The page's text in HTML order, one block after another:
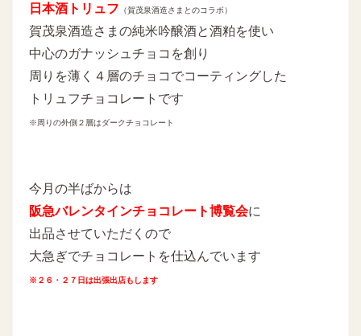
日本酒トリュフ （賀茂泉酒造さまとのコラボ）
賀茂泉酒造さまの純米吟醸酒と酒粕を使い
中心のガナッシュチョコを創り
周りを薄く４層のチョコでコーティングした
トリュフチョコレートです
※周りの外側２層はダークチョコレート
今月の半ばからは
阪急バレンタインチョコレート博覧会に
出品させていただくので
大急ぎでチョコレートを仕込んでいます
※２６・２７日は出張出店もします